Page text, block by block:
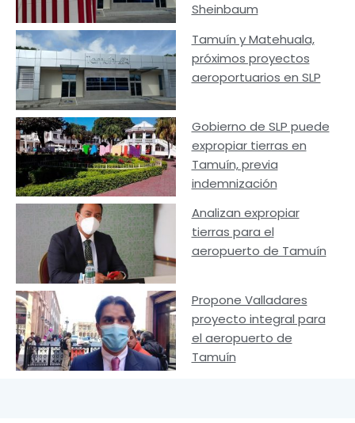
Sheinbaum
Tamuín y Matehuala,
próximos proyectos
aeroportuarios en SLP
Gobierno de SLP puede
expropiar tierras en
Tamuín, previa
indemnización
Analizan expropiar
tierras para el
aeropuerto de Tamuín
Propone Valladares
proyecto integral para
el aeropuerto de
Tamuín